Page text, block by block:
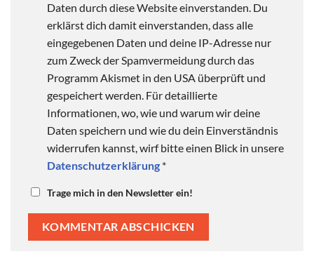
Daten durch diese Website einverstanden. Du
erklärst dich damit einverstanden, dass alle
eingegebenen Daten und deine IP-Adresse nur
zum Zweck der Spamvermeidung durch das
Programm Akismet in den USA überprüft und
gespeichert werden. Für detaillierte
Informationen, wo, wie und warum wir deine
Daten speichern und wie du dein Einverständnis
widerrufen kannst, wirf bitte einen Blick in unsere
Datenschutzerklärung *
Trage mich in den Newsletter ein!